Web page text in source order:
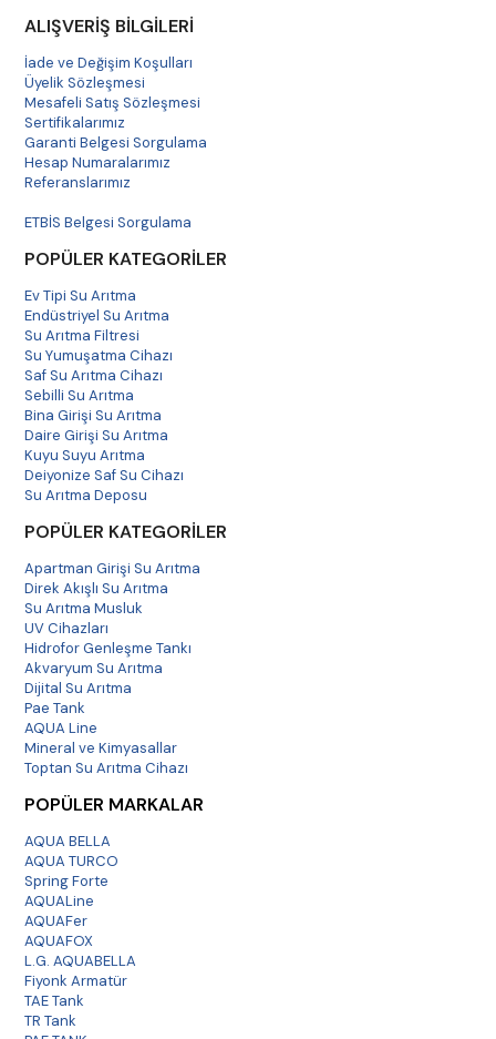
ALIŞVERİŞ BİLGİLERİ
İade ve Değişim Koşulları
Üyelik Sözleşmesi
Mesafeli Satış Sözleşmesi
Sertifikalarımız
Garanti Belgesi Sorgulama
Hesap Numaralarımız
Referanslarımız
ETBİS Belgesi Sorgulama
POPÜLER KATEGORİLER
Ev Tipi Su Arıtma
Endüstriyel Su Arıtma
Su Arıtma Filtresi
Su Yumuşatma Cihazı
Saf Su Arıtma Cihazı
Sebilli Su Arıtma
Bina Girişi Su Arıtma
Daire Girişi Su Arıtma
Kuyu Suyu Arıtma
Deiyonize Saf Su Cihazı
Su Arıtma Deposu
POPÜLER KATEGORİLER
Apartman Girişi Su Arıtma
Direk Akışlı Su Arıtma
Su Arıtma Musluk
UV Cihazları
Hidrofor Genleşme Tankı
Akvaryum Su Arıtma
Dijital Su Arıtma
Pae Tank
AQUA Line
Mineral ve Kimyasallar
Toptan Su Arıtma Cihazı
POPÜLER MARKALAR
AQUA BELLA
AQUA TURCO
Spring Forte
AQUALine
AQUAFer
AQUAFOX
L.G. AQUABELLA
Fiyonk Armatür
TAE Tank
TR Tank